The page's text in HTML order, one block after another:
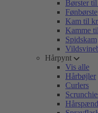
Børster til
Fønbørste
Kam til
Kamme
Spidskam
Hårpynt
Vis alle
Hårbøjler
Curlers